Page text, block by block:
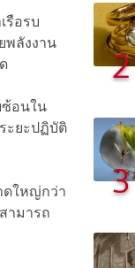
รือรบ
พลังงาน
อนใน
ะยะปฏิบัติ
ดใหญ่กว่า
ามารถ
2
3